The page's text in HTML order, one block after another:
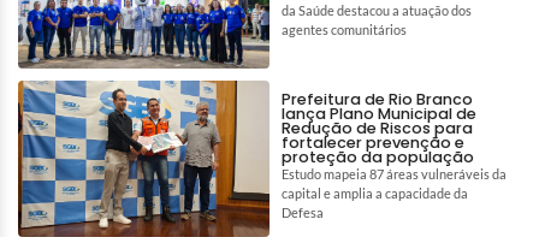
da Saúde destacou a atuação dos
agentes comunitários
Prefeitura de Rio Branco
lança Plano Municipal de
Redução de Riscos para
fortalecer prevenção e
proteção da população
Estudo mapeia 87 áreas vulneráveis da
capital e amplia a capacidade da
Defesa